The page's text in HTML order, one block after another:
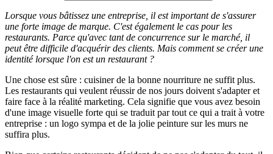
Lorsque vous bâtissez une entreprise, il est important de s'assurer
une forte image de marque. C'est également le cas pour les
restaurants. Parce qu'avec tant de concurrence sur le marché, il
peut être difficile d'acquérir des clients. Mais comment se créer une
identité lorsque l'on est un restaurant ?
Une chose est sûre : cuisiner de la bonne nourriture ne suffit plus.
Les restaurants qui veulent réussir de nos jours doivent s'adapter et
faire face à la réalité marketing. Cela signifie que vous avez besoin
d'une image visuelle forte qui se traduit par tout ce qui a trait à votre
entreprise : un logo sympa et de la jolie peinture sur les murs ne
suffira plus.